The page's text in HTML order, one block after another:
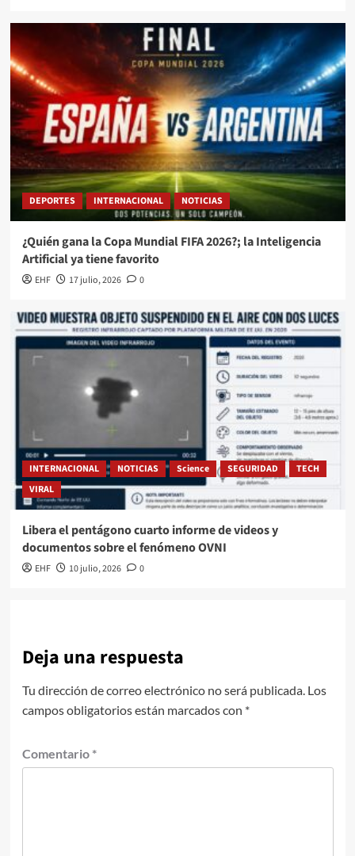
DEPORTES INTERNACIONAL NOTICIAS
¿Quién gana la Copa Mundial FIFA 2026?; la Inteligencia
Artificial ya tiene favorito
EHF 17 julio, 2026 0
INTERNACIONAL NOTICIAS Science SEGURIDAD
TECH
VIRAL
Libera el pentágono cuarto informe de videos y
documentos sobre el fenómeno OVNI
EHF 10 julio, 2026 0
Deja una respuesta
Tu dirección de correo electrónico no será publicada. Los
campos obligatorios están marcados con *
Comentario *